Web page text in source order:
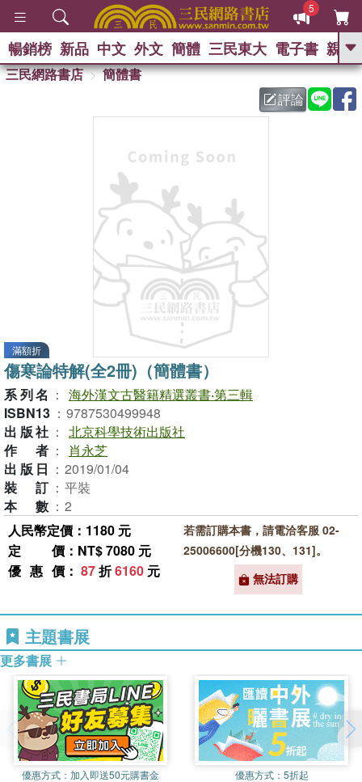
5
GO
暢銷榜 新品 中文 外文 簡體 三民東大 電子書 親子
三民網路書店
簡體書
評論
滿額折
傷寒論特解(全2冊)（簡體書）
系列名 ： 海外漢文古醫籍精選叢書‧第三輯
ISBN13 ： 9787530499948
出版社 ： 北京科學技術出版社
作者 ：
肖永芝
出版日 ： 2019/01/04
裝訂 ： 平裝
本數 ： 2
人民幣定價：1180 元
定價 ：NT$ 7080 元
優惠價 ： 87折6160 元
若需訂購本書，請電洽客服 02-
25006600[分機130、131]。
無法訂購
主題書展
更多書展
優惠方式： 加入即送50元購書金 優惠方式： 5折起